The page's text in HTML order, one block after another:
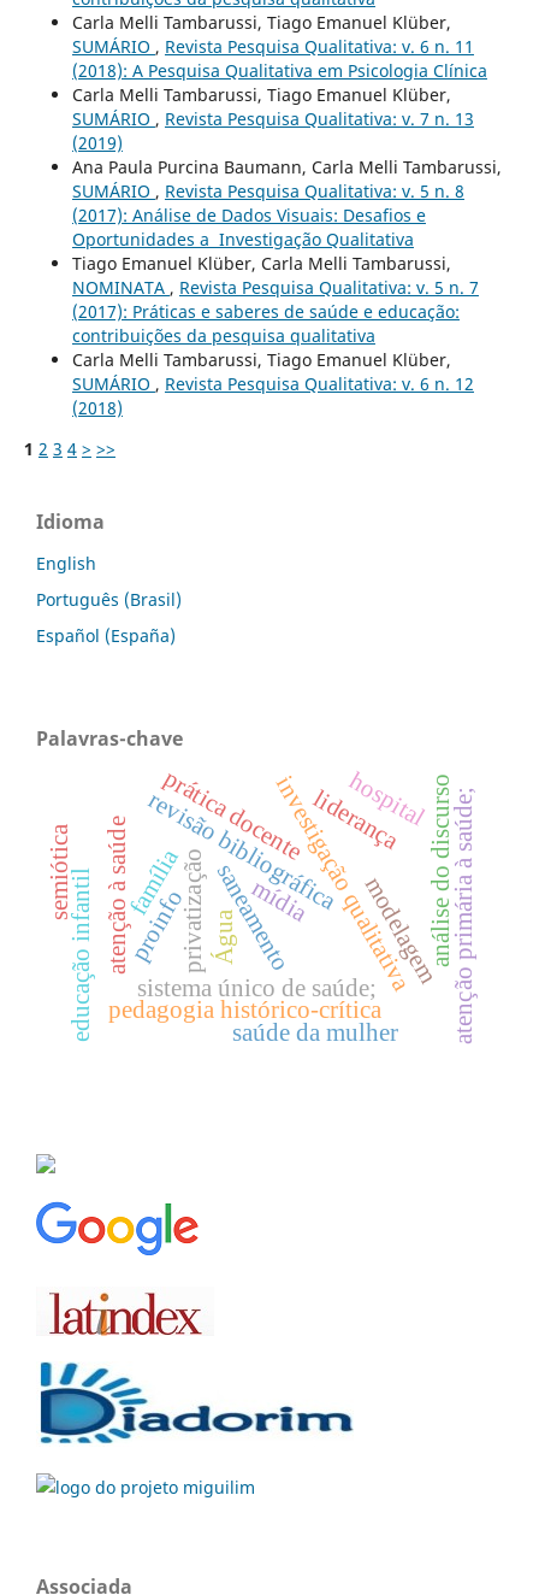
Carla Melli Tambarussi, Tiago Emanuel Klüber,
SUMÁRIO , Revista Pesquisa Qualitativa: v. 6 n. 11
(2018): A Pesquisa Qualitativa em Psicologia Clí­nica
Carla Melli Tambarussi, Tiago Emanuel Klüber,
SUMÁRIO , Revista Pesquisa Qualitativa: v. 7 n. 13
(2019)
Ana Paula Purcina Baumann, Carla Melli Tambarussi,
SUMÁRIO , Revista Pesquisa Qualitativa: v. 5 n. 8
(2017): Análise de Dados Visuais: Desafios e
Oportunidades a Investigação Qualitativa
Tiago Emanuel Klüber, Carla Melli Tambarussi,
NOMINATA , Revista Pesquisa Qualitativa: v. 5 n. 7
(2017): Práticas e saberes de saúde e educação:
contribuições da pesquisa qualitativa
Carla Melli Tambarussi, Tiago Emanuel Klüber,
SUMÁRIO , Revista Pesquisa Qualitativa: v. 6 n. 12
(2018)
1 2 3 4 > >>
Idioma
English
Português (Brasil)
Español (España)
Palavras-chave
investigação qualitativa
saneamento
sistema único de saúde;
pedagogia histórico-crítica
educação infantil
revisão bibliográfica
modelagem
privatizaçãoÁgua análise do discurso
mídia
proinfo
prática docente
atenção à saúde atenção primária à saúde;
saúde da mulher
liderança
hospital
semiótica família
Associada